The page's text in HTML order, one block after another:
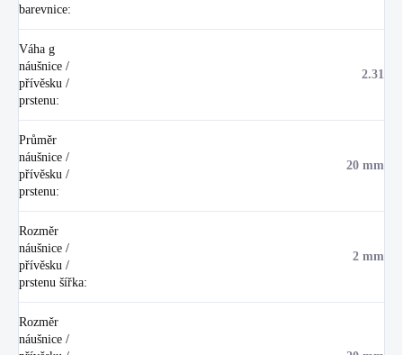
barevnice:
Váha g
náušnice /
přívěsku /
prstenu:
2.31
Průměr
náušnice /
přívěsku /
prstenu:
20 mm
Rozměr
náušnice /
přívěsku /
prstenu šířka:
2 mm
Rozměr
náušnice /